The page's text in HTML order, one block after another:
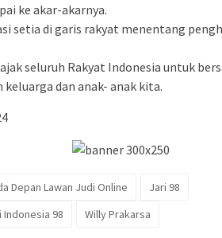
ke akar-akarnya.
setia di garis rakyat menentang
seluruh Rakyat Indonesia untuk
dan anak- anak kita.
Depan Lawan Judi Online
Jari 98
98
Willy Prakarsa